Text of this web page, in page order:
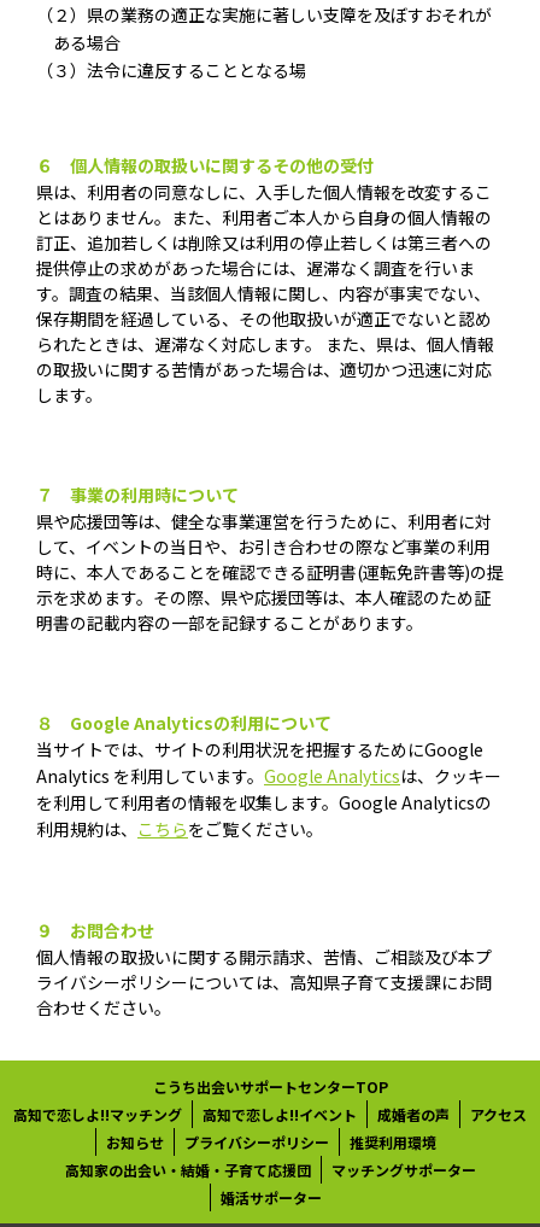
（２）県の業務の適正な実施に著しい支障を及ぼすおそれが
ある場合
（３）法令に違反することとなる場
６ 個人情報の取扱いに関するその他の受付
県は、利用者の同意なしに、入手した個人情報を改変するこ
とはありません。また、利用者ご本人から自身の個人情報の
訂正、追加若しくは削除又は利用の停止若しくは第三者への
提供停止の求めがあった場合には、遅滞なく調査を行いま
す。調査の結果、当該個人情報に関し、内容が事実でない、
保存期間を経過している、その他取扱いが適正でないと認め
られたときは、遅滞なく対応します。 また、県は、個人情報
の取扱いに関する苦情があった場合は、適切かつ迅速に対応
します。
７ 事業の利用時について
県や応援団等は、健全な事業運営を行うために、利用者に対
して、イベントの当日や、お引き合わせの際など事業の利用
時に、本人であることを確認できる証明書(運転免許書等)の提
示を求めます。その際、県や応援団等は、本人確認のため証
明書の記載内容の一部を記録することがあります。
８ Google Analyticsの利用について
当サイトでは、サイトの利用状況を把握するためにGoogle
Analytics を利用しています。 Google Analyticsは、クッキー
を利用して利用者の情報を収集します。Google Analyticsの
利用規約は、 こちらをご覧ください。
９ お問合わせ
個人情報の取扱いに関する開示請求、苦情、ご相談及び本プ
ライバシーポリシーについては、高知県子育て支援課にお問
合わせください。
こうち出会いサポートセンターTOP
高知で恋しよ!!マッチング
高知で恋しよ!!イベント 成婚者の声
アクセス
お知らせ
プライバシーポリシー
推奨利用環境
高知家の出会い・結婚・子育て応援団
マッチングサポーター
婚活サポーター